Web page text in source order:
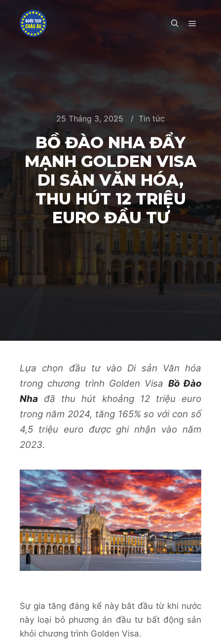
25 Tháng 3, 2025 Tin tức
BỒ ĐÀO NHA ĐẨY
MẠNH GOLDEN VISA
DI SẢN VĂN HÓA,
THU HÚT 12 TRIỆU
EURO ĐẦU TƯ
Lựa chọn đầu tư vào Di sản Văn hóa
trong chương trình Golden Visa Bồ Đào
Nha đã thu hút khoảng 12 triệu euro
trong năm 2024, tăng 165% so với con số
4,5 triệu euro được ghi nhận vào năm
2023.
Sự gia tăng đáng kể này bắt đầu từ khi nước
này loại bỏ phương án đầu tư bất động sản
khỏi chương trình Golden Visa.